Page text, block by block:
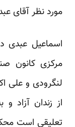
مورد نظر آقای
اسماعیل عبدی
مرکزی کانون
لنگرودی و علی
تعلیقی است